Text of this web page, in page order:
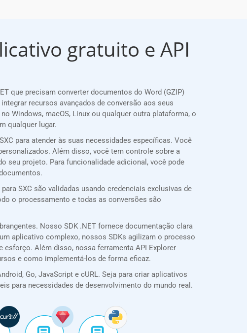
gratuito e API
que precisam converter documentos do Word (GZIP)
recursos avançados de conversão aos seus
Windows, macOS, Linux ou qualquer outra plataforma, o
qualquer lugar.
para atender às suas necessidades específicas. Você
Além disso, você tem controle sobre a
seu projeto. Para funcionalidade adicional, você pode
SXC são validadas usando credenciais exclusivas de
o processamento e todas as conversões são
Nosso SDK .NET fornece documentação clara
aplicativo complexo, nossos SDKs agilizam o processo
esforço. Além disso, nossa ferramenta API Explorer
e como implementá-los de forma eficaz.
Go, JavaScript e cURL. Seja para criar aplicativos
para necessidades de desenvolvimento do mundo real.